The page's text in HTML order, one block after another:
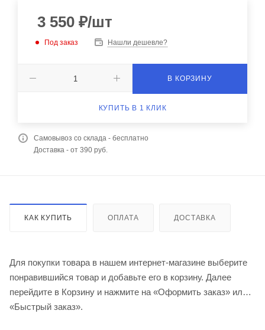
3 550 ₽/шт
Под заказ Нашли дешевле?
В КОРЗИНУ
КУПИТЬ В 1 КЛИК
Самовывоз со склада - бесплатно
Доставка - от 390 руб.
КАК КУПИТЬ ОПЛАТА ДОСТАВКА
Для покупки товара в нашем интернет-магазине выберите
понравившийся товар и добавьте его в корзину. Далее
перейдите в Корзину и нажмите на «Оформить заказ» или
«Быстрый заказ».